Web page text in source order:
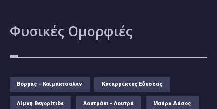
Φυσικές Ομορφιές
Βόρρας - Καϊμάκτσαλαν Καταρράκτες Έδεσσας
Λίμνη Βεγορίτιδα Λουτράκι - Λουτρά Μαύρο Δάσος